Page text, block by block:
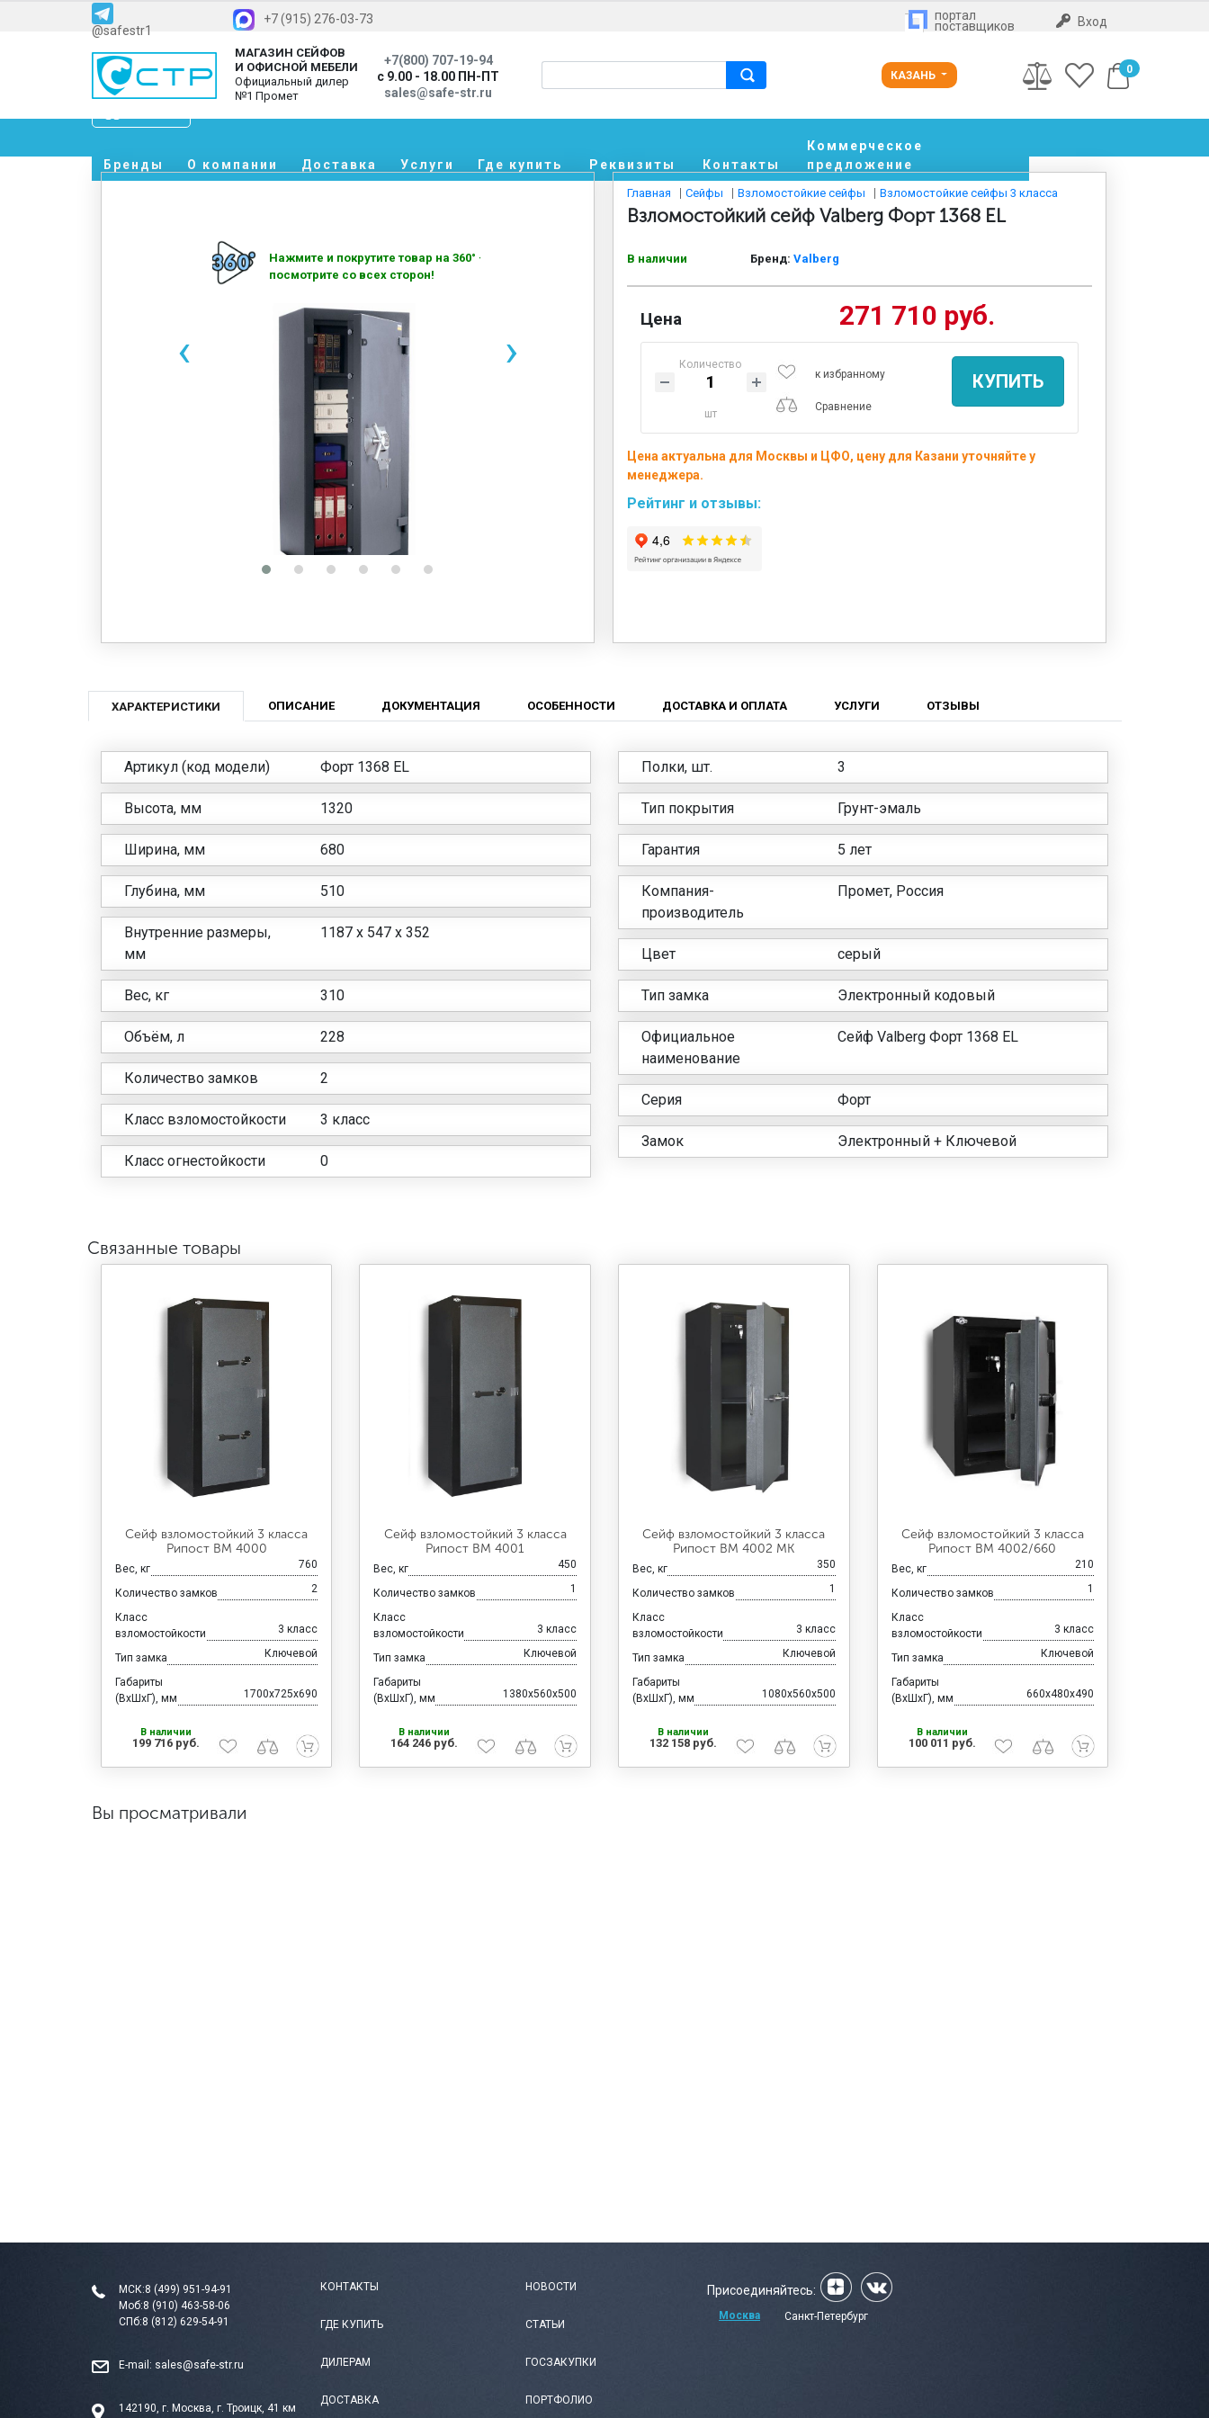
@safestr1
+7 (915) 276-03-73 портал
поставщиков Вход
МАГАЗИН СЕЙФОВ
И ОФИСНОЙ МЕБЕЛИ
Официальный дилер
№1 Промет
+7(800) 707-19-94
с 9.00 - 18.00 ПН-ПТ
sales@safe-str.ru
КАЗАНЬ 0
Бренды О компании Доставка Услуги Где купить Реквизиты Контакты
Коммерческое
предложение
Нажмите и покрутите товар на 360° —
посмотрите со всех сторон!
‹ ›
Главная Сейфы Взломостойкие сейфы Взломостойкие сейфы 3 класса
Взломостойкий сейф Valberg Форт 1368 EL
В наличии Бренд: Valberg
Цена 271 710 руб.
Количество
шт
к избранному
Сравнение
КУПИТЬ
Цена актуальна для Москвы и ЦФО, цену для Казани уточняйте у
менеджера.
Рейтинг и отзывы:
ХАРАКТЕРИСТИКИ ОПИСАНИЕ ДОКУМЕНТАЦИЯ ОСОБЕННОСТИ ДОСТАВКА И ОПЛАТА УСЛУГИ ОТЗЫВЫ
Артикул (код модели) Форт 1368 EL
Высота, мм 1320
Ширина, мм 680
Глубина, мм 510
Внутренние размеры,
мм
1187 х 547 х 352
Вес, кг 310
Объём, л 228
Количество замков 2
Класс взломостойкости 3 класс
Класс огнестойкости 0
Полки, шт. 3
Тип покрытия Грунт-эмаль
Гарантия 5 лет
Компания-
производитель
Промет, Россия
Цвет серый
Тип замка Электронный кодовый
Официальное
наименование
Сейф Valberg Форт 1368 EL
Серия Форт
Замок Электронный + Ключевой
Связанные товары
Сейф взломостойкий 3 класса
Рипост ВМ 4000
Вес, кг 760
Количество замков 2
Класс
взломостойкости
3 класс
Тип замка Ключевой
Габариты
(ВхШхГ), мм
1700x725x690
В наличии
199 716 руб.
Сейф взломостойкий 3 класса
Рипост ВМ 4001
Вес, кг 450
Количество замков 1
Класс
взломостойкости
3 класс
Тип замка Ключевой
Габариты
(ВхШхГ), мм
1380x560x500
В наличии
164 246 руб.
Сейф взломостойкий 3 класса
Рипост ВМ 4002 МК
Вес, кг 350
Количество замков 1
Класс
взломостойкости
3 класс
Тип замка Ключевой
Габариты
(ВхШхГ), мм
1080x560x500
В наличии
132 158 руб.
Сейф взломостойкий 3 класса
Рипост ВМ 4002/660
Вес, кг 210
Количество замков 1
Класс
взломостойкости
3 класс
Тип замка Ключевой
Габариты
(ВхШхГ), мм
660x480x490
В наличии
100 011 руб.
Вы просматривали
МСК:8 (499) 951-94-91
Моб:8 (910) 463-58-06
СПб:8 (812) 629-54-91
E-mail: sales@safe-str.ru
142190, г. Москва, г. Троицк, 41 км
КОНТАКТЫ
ГДЕ КУПИТЬ
ДИЛЕРАМ
ДОСТАВКА
НОВОСТИ
СТАТЬИ
ГОСЗАКУПКИ
ПОРТФОЛИО
Присоединяйтесь:
Москва Санкт-Петербург